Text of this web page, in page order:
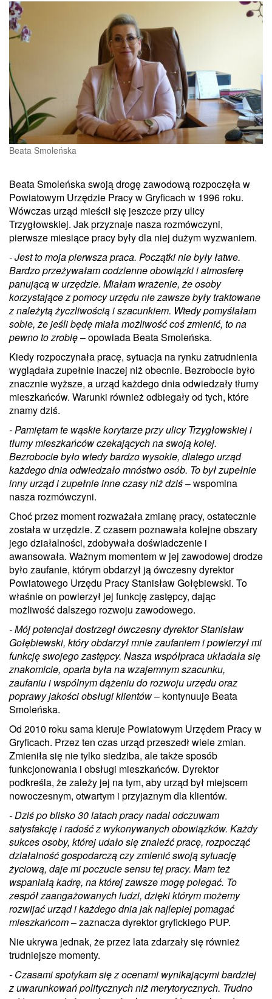
Beata Smoleńska
Beata Smoleńska swoją drogę zawodową rozpoczęła w
Powiatowym Urzędzie Pracy w Gryficach w 1996 roku.
Wówczas urząd mieścił się jeszcze przy ulicy
Trzygłowskiej. Jak przyznaje nasza rozmówczyni,
pierwsze miesiące pracy były dla niej dużym wyzwaniem.
- Jest to moja pierwsza praca. Początki nie były łatwe.
Bardzo przeżywałam codzienne obowiązki i atmosferę
panującą w urzędzie. Miałam wrażenie, że osoby
korzystające z pomocy urzędu nie zawsze były traktowane
z należytą życzliwością i szacunkiem. Wtedy pomyślałam
sobie, że jeśli będę miała możliwość coś zmienić, to na
pewno to zrobię– opowiada Beata Smoleńska.
Kiedy rozpoczynała pracę, sytuacja na rynku zatrudnienia
wyglądała zupełnie inaczej niż obecnie. Bezrobocie było
znacznie wyższe, a urząd każdego dnia odwiedzały tłumy
mieszkańców. Warunki również odbiegały od tych, które
znamy dziś.
- Pamiętam te wąskie korytarze przy ulicy Trzygłowskiej i
tłumy mieszkańców czekających na swoją kolej.
Bezrobocie było wtedy bardzo wysokie, dlatego urząd
każdego dnia odwiedzało mnóstwo osób. To był zupełnie
inny urząd i zupełnie inne czasy niż dziś– wspomina
nasza rozmówczyni.
Choć przez moment rozważała zmianę pracy, ostatecznie
została w urzędzie. Z czasem poznawała kolejne obszary
jego działalności, zdobywała doświadczenie i
awansowała. Ważnym momentem w jej zawodowej drodze
było zaufanie, którym obdarzył ją ówczesny dyrektor
Powiatowego Urzędu Pracy Stanisław Gołębiewski. To
właśnie on powierzył jej funkcję zastępcy, dając
możliwość dalszego rozwoju zawodowego.
- Mój potencjał dostrzegł ówczesny dyrektor Stanisław
Gołębiewski, który obdarzył mnie zaufaniem i powierzył mi
funkcję swojego zastępcy. Nasza współpraca układała się
znakomicie, oparta była na wzajemnym szacunku,
zaufaniu i wspólnym dążeniu do rozwoju urzędu oraz
poprawy jakości obsługi klientów– kontynuuje Beata
Smoleńska.
Od 2010 roku sama kieruje Powiatowym Urzędem Pracy w
Gryficach. Przez ten czas urząd przeszedł wiele zmian.
Zmieniła się nie tylko siedziba, ale także sposób
funkcjonowania i obsługi mieszkańców. Dyrektor
podkreśla, że zależy jej na tym, aby urząd był miejscem
nowoczesnym, otwartym i przyjaznym dla klientów.
- Dziś po blisko 30 latach pracy nadal odczuwam
satysfakcję i radość z wykonywanych obowiązków. Każdy
sukces osoby, której udało się znaleźć pracę, rozpocząć
działalność gospodarczą czy zmienić swoją sytuację
życiową, daje mi poczucie sensu tej pracy. Mam też
wspaniałą kadrę, na której zawsze mogę polegać. To
zespół zaangażowanych ludzi, dzięki którym możemy
rozwijać urząd i każdego dnia jak najlepiej pomagać
mieszkańcom– zaznacza dyrektor gryfickiego PUP.
Nie ukrywa jednak, że przez lata zdarzały się również
trudniejsze momenty.
- Czasami spotykam się z ocenami wynikającymi bardziej
z uwarunkowań politycznych niż merytorycznych. Trudno